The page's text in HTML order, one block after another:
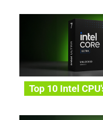
Top 10 Intel